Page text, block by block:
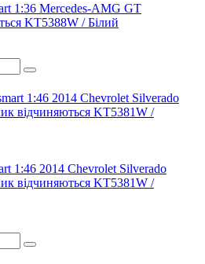
1:36 Mercedes-AMG GT
KT5388W / Білий
1:46 2014 Chevrolet Silverado
відчиняються KT5381W /